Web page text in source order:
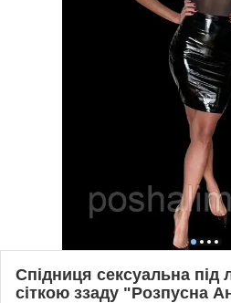
Спідниця сексуальна під
сіткою ззаду "Розпусна